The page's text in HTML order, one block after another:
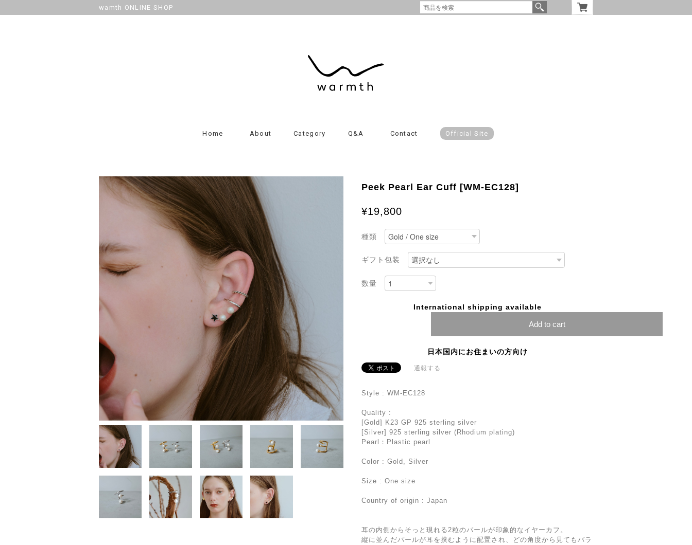
wamth ONLINE SHOP
Home About Category Q&A Contact Official Site
Peek Pearl Ear Cuff [WM-EC128]
¥19,800
種類
ギフト包装
数量
International shipping available
Add to cart
日本国内にお住まいの方向け
通報する
Style : WM-EC128
Quality :
[Gold] K23 GP 925 sterling silver
[Silver] 925 sterling silver (Rhodium plating)
Pearl：Plastic pearl
Color : Gold, Silver
Size : One size
Country of origin : Japan
耳の内側からそっと現れる2粒のパールが印象的なイヤーカフ。
縦に並んだパールが耳を挟むように配置され、どの角度から見てもバラ